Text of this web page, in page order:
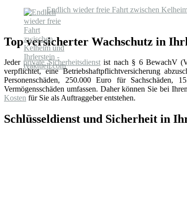
Endlich wieder freie Fahrt zwischen
Top versicherter Wachschutz in
Jederprivate Sicherheitsdienstist nach § 6 BewachV
verpflichtet, eine Betriebshaftpflichtversicherung
Personenschäden, 250.000 Euro für Sachschäden,
Vermögensschäden umfassen. Daher können Sie bei
Kosten für Sie als Auftraggeber entstehen.
Schlüsseldienst und Sicherheit in